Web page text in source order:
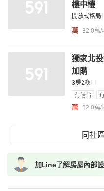
樓中樓
開放式格局
萬 82.0萬/
獨家北
加購
3房2廳
有陽台
萬 82.0萬/
同社
加Line了解房屋內部